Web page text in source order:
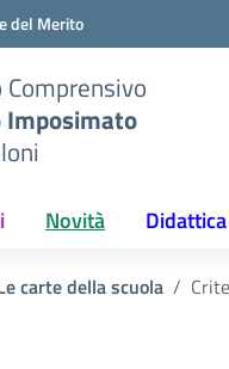
del Merito
Imposimato
Novità Didattica
carte della scuola